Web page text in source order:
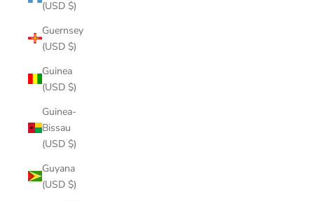
(USD $)
Guernsey
(USD $)
Guinea
(USD $)
Guinea-
Bissau
(USD $)
Guyana
(USD $)